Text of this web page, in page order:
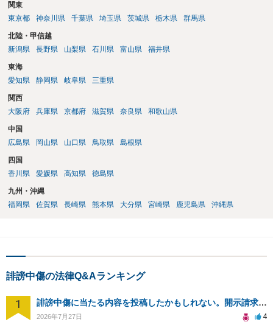
関東
東京都
神奈川県 千葉県 埼玉県 茨城県 栃木県 群馬県
北陸・甲信越
新潟県
長野県 山梨県 石川県 富山県 福井県
東海
愛知県
静岡県 岐阜県 三重県
関西
大阪府
兵庫県 京都府 滋賀県 奈良県 和歌山県
中国
広島県
岡山県 山口県 鳥取県 島根県
四国
香川県
愛媛県 高知県 徳島県
九州・沖縄
福岡県
佐賀県 長崎県 熊本県 大分県 宮崎県 鹿児島県 沖縄県
誹謗中傷の法律Q&Aランキング
1 誹謗中傷に当たる内容を投稿したかもしれない。開示請求や民事刑事裁判に発展しうるのか教えて欲しい。
2026年7月27日 4